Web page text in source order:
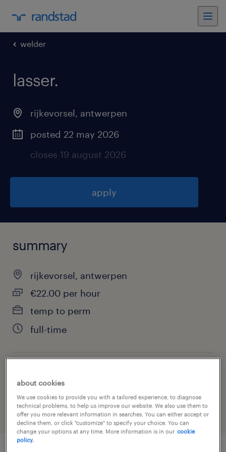
welder
lasser.
rijkevorsel, antwerpen
posted 22 may 2026
closes 19 august 2026
apply
summary
rijkevorsel, antwerpen
€22.00 per hour
temp to perm
full-time
about cookies
We use cookies to provide you with a tailored experience, to diagnose
technical problems, to help us improve our website. We also use them to
offer you more relevant information in searches. You can either accept or
decline them, or click "customize" to specify your choice. You can
change your options at any time. More information is in our cookie
policy.